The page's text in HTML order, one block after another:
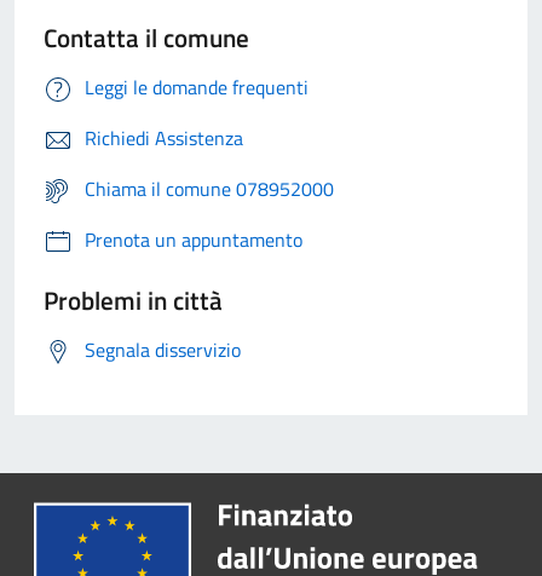
Contatta il comune
Leggi le domande frequenti
Richiedi Assistenza
Chiama il comune 078952000
Prenota un appuntamento
Problemi in città
Segnala disservizio